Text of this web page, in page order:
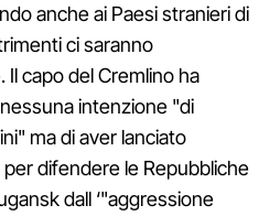
anche ai Paesi stranieri di
ci saranno
capo del Cremlino ha
intenzione "di
ma di aver lanciato
difendere le Repubbliche
dall ‘"aggressione